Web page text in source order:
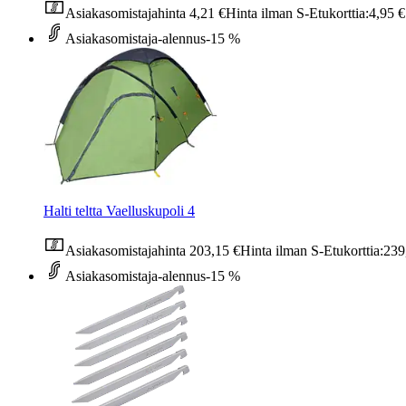
Asiakasomistajahinta 4,21 €Hinta ilman S-Etukorttia:4,95 €
Asiakasomistaja-alennus-15 %
Halti teltta Vaelluskupoli 4
Asiakasomistajahinta 203,15 €Hinta ilman S-Etukorttia:
Asiakasomistaja-alennus-15 %